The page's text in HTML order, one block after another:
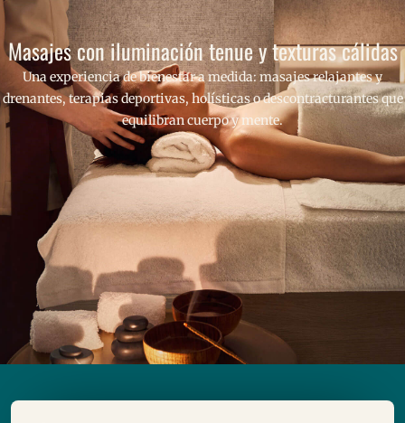
Masajes con iluminación tenue y texturas cálidas
Una experiencia de bienestar a medida: masajes relajantes y
drenantes, terapias deportivas, holísticas o descontracturantes que
equilibran cuerpo y mente.